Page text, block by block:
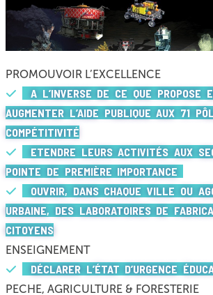
PROMOUVOIR L’EXCELLENCE
A L’INVERSE DE CE QUE PROPOSE
AUGMENTER L’AIDE PUBLIQUE AUX 71
COMPÉTITIVITÉ
ETENDRE LEURS ACTIVITÉS AUX
POINTE DE PREMIÈRE IMPORTANCE
OUVRIR, DANS CHAQUE VILLE OU
URBAINE, DES LABORATOIRES DE
CITOYENS
ENSEIGNEMENT
DÉCLARER L’ÉTAT D’URGENCE
PECHE, AGRICULTURE & FORESTERIE